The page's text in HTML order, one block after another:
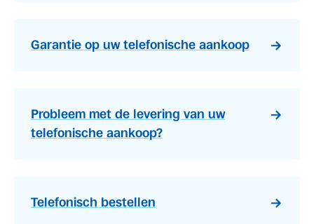
Garantie op uw telefonische aankoop
Probleem met de levering van uw
telefonische aankoop?
Telefonisch bestellen